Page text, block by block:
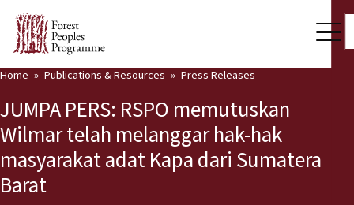
Our Work
Community Voices
Partners & Countries
Latest News
Home Publications & Resources Press Releases
JUMPA PERS: RSPO memutuskan
Wilmar telah melanggar hak-hak
masyarakat adat Kapa dari Sumatera
Barat